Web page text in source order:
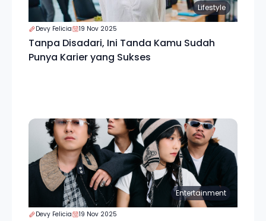
Lifestyle
Devy Felicia 19 Nov 2025
Tanpa Disadari, Ini Tanda Kamu Sudah
Punya Karier yang Sukses
Entertainment
Devy Felicia 19 Nov 2025